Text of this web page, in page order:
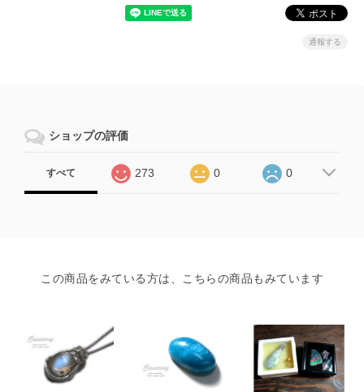
通報する
ショップの評価
すべて 273 0 0
この商品をみている方は、こちらの商品もみています